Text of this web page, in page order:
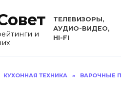
и
ТЕЛЕВИЗОРЫ,
АУДИО-ВИДЕО,
HI-FI
КУХОННАЯ ТЕХНИКА » ВАРОЧНЫЕ